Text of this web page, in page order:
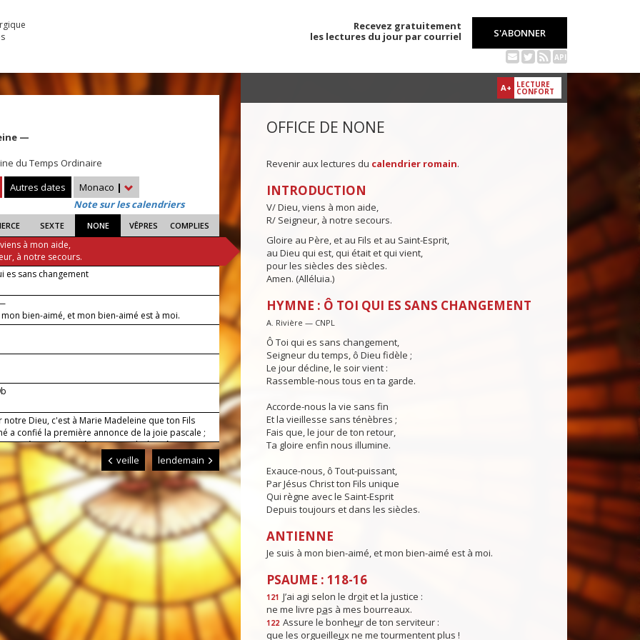
Recevez gratuitement
les lectures du jour par courriel
S'ABONNER
API
—
du Temps Ordinaire
Autres dates Monaco |
Note sur les calendriers
SEXTE NONE VÊPRES COMPLIES
à mon aide,
à notre secours.
es sans changement
mon bien-aimé, et mon bien-aimé est à moi.
notre Dieu, c'est à Marie Madeleine que ton Fils
a confié la première annonce de la joie pascale ;
nous, à sa prière et à son exemple, la grâce
le Christ ressuscité et de le contempler un jour
gloire. Lui qui règne.
veille lendemain
A+ LECTURE
CONFORT
OFFICE DE NONE
Revenir aux lectures du calendrier romain.
INTRODUCTION
V/ Dieu, viens à mon aide,
R/ Seigneur, à notre secours.
Gloire au Père, et au Fils et au Saint-Esprit,
au Dieu qui est, qui était et qui vient,
pour les siècles des siècles.
Amen. (Alléluia.)
HYMNE : Ô TOI QUI ES SANS CHANGEMENT
A. Rivière — CNPL
Ô Toi qui es sans changement,
Seigneur du temps, ô Dieu fidèle ;
Le jour décline, le soir vient :
Rassemble-nous tous en ta garde.
Accorde-nous la vie sans fin
Et la vieillesse sans ténèbres ;
Fais que, le jour de ton retour,
Ta gloire enfin nous illumine.
Exauce-nous, ô Tout-puissant,
Par Jésus Christ ton Fils unique
Qui règne avec le Saint-Esprit
Depuis toujours et dans les siècles.
ANTIENNE
Je suis à mon bien-aimé, et mon bien-aimé est à moi.
PSAUME : 118-16
121 J’ai agi selon le droit et la justice :
ne me livre pas à mes bourreaux.
122 Assure le bonheur de ton serviteur :
que les orgueilleux ne me tourmentent plus !